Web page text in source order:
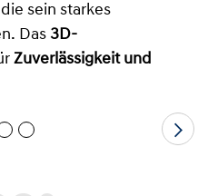
sein starkes
Das 3D-
Zuverlässigkeit und